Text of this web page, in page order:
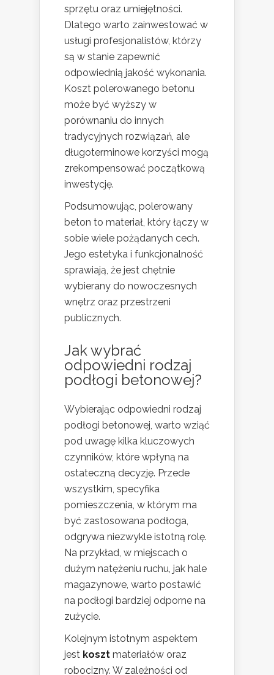
sprzętu oraz umiejętności.
Dlatego warto zainwestować w
usługi profesjonalistów, którzy
są w stanie zapewnić
odpowiednią jakość wykonania.
Koszt polerowanego betonu
może być wyższy w
porównaniu do innych
tradycyjnych rozwiązań, ale
długoterminowe korzyści mogą
zrekompensować początkową
inwestycję.
Podsumowując, polerowany
beton to materiał, który łączy w
sobie wiele pożądanych cech.
Jego estetyka i funkcjonalność
sprawiają, że jest chętnie
wybierany do nowoczesnych
wnętrz oraz przestrzeni
publicznych.
Jak wybrać
odpowiedni rodzaj
podłogi betonowej?
Wybierając odpowiedni rodzaj
podłogi betonowej, warto wziąć
pod uwagę kilka kluczowych
czynników, które wpłyną na
ostateczną decyzję. Przede
wszystkim, specyfika
pomieszczenia, w którym ma
być zastosowana podłoga,
odgrywa niezwykle istotną rolę.
Na przykład, w miejscach o
dużym natężeniu ruchu, jak hale
magazynowe, warto postawić
na podłogi bardziej odporne na
zużycie.
Kolejnym istotnym aspektem
jest koszt materiałów oraz
robocizny. W zależności od